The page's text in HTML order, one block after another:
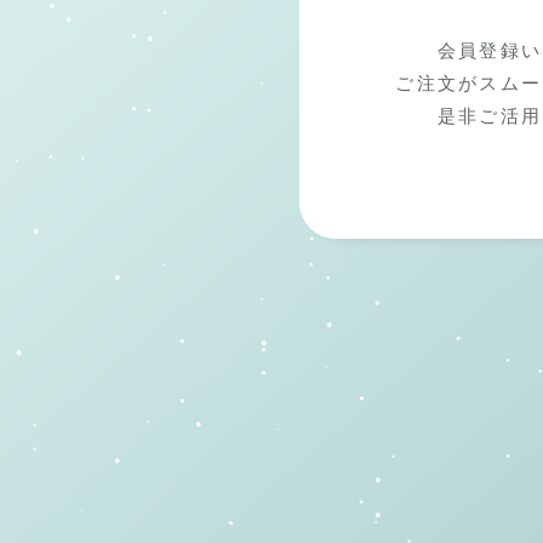
会員登録
ご注文がスム
是非ご活